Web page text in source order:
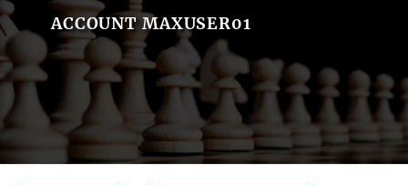
ACCOUNT MAXUSER01